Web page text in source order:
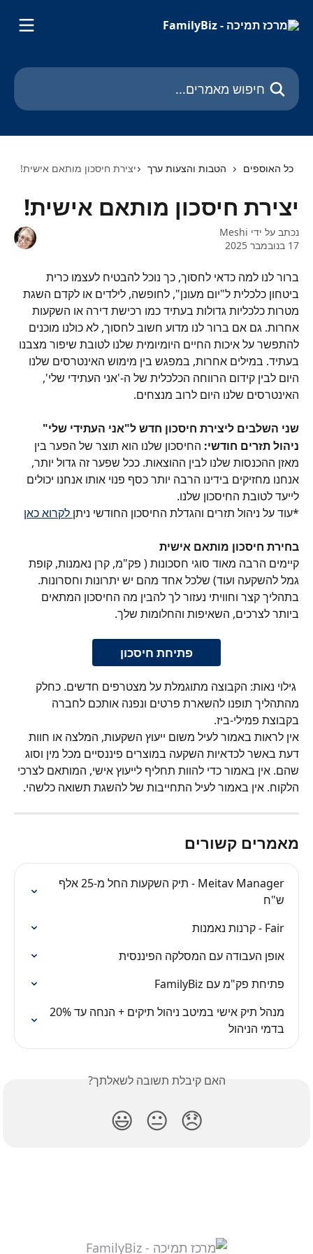
חיפוש מאמרים...
כל האוספים הטבות והצעות ערך יצירת חיסכון מותאם אישית!
יצירת חיסכון מותאם אישית!
נכתב על ידי Meshi
17 בנובמבר 2025
ברור לנו למה כדאי לחסוך, כך נוכל להבטיח לעצמו כרית
ביטחון כלכלית ל"יום מעונן", לחופשה, לילדים או לקדם השגת
מטרות כלכליות גדולות בעתיד כמו רכישת דירה או השקעות
אחרות. גם אם ברור לנו מדוע חשוב לחסוך, לא כולנו מוכנים
להתפשר על איכות החיים היומיומית שלנו לטובת שיפור מצבנו
בעתיד. במילים אחרות, במפגש בין מימוש האינטרסים שלנו
היום לבין קידום הרווחה הכלכלית של ה-'אני העתידי שלי',
האינטרסים שלנו היום לרוב מנצחים.
שני השלבים ליצירת חיסכון חדש ל"אני העתידי שלי"
ניהול תזרים חודשי: החיסכון שלנו הוא תוצר של הפער בין
מאזן ההכנסות שלנו לבין ההוצאות. ככל שפער זה גדול יותר,
אנחנו מחזיקים בידינו הרבה יותר כסף פנוי אותו אנחנו יכולים
לייעד לטובת החיסכון שלנו.
*עוד על ניהול תזרים והגדלת החיסכון החודשי ניתן לקרוא כאן
בחירת חיסכון מותאם אישית
קיימים הרבה מאוד סוגי חסכונות ( פק"מ, קרן נאמנות, קופת
גמל להשקעה ועוד) שלכל אחד מהם יש יתרונות וחסרונות.
בתהליך קצר וחוויתי נעזור לך להבין מה החיסכון המתאים
ביותר לצרכים, השאיפות והחלומות שלך.
פתיחת חיסכון
גילוי נאות: הקבוצה מתוגמלת על מצטרפים חדשים. כחלק
מהתהליך תופנו להשארת פרטים ונפנה אותכם לחברה
בקבוצת פמילי-ביז.
אין לראות באמור לעיל משום ייעוץ השקעות, המלצה או חוות
דעת באשר לכדאיות השקעה במוצרים פיננסיים מכל מין וסוג
שהם. אין באמור כדי להוות תחליף לייעוץ אישי, המותאם לצרכי
הלקוח. אין באמור לעיל התחייבות של להשגת תשואה כלשהי.
מאמרים קשורים
Meitav Manager - תיק השקעות החל מ-25 אלף
ש"ח
Fair - קרנות נאמנות
אופן העבודה עם המסלקה הפיננסית
פתיחת פק"מ עם FamilyBiz
בדמי הניהול
האם קיבלת תשובה לשאלתך?
😞
😐
😃